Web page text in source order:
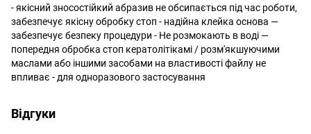
- якісний зносостійкий абразив не обсипається під час роботи,
забезпечує якісну обробку стоп - надійна клейка основа —
забезпечує безпеку процедури - Не розмокають в воді —
попередня обробка стоп кератолітікамі / розм'якшуючими
маслами або іншими засобами на властивості файлу не
впливає - для одноразового застосування
Відгуки